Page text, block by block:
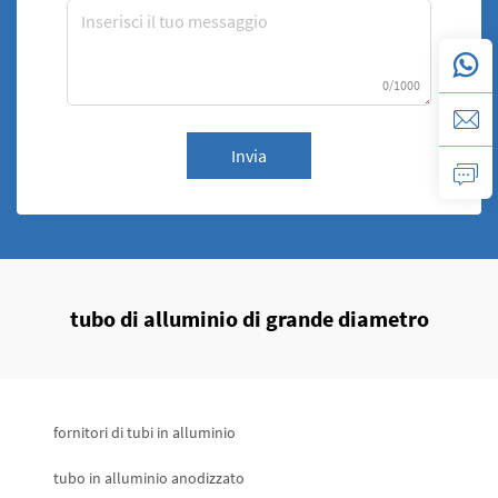
0/1000
Invia
tubo di alluminio di grande diametro
fornitori di tubi in alluminio
tubo in alluminio anodizzato